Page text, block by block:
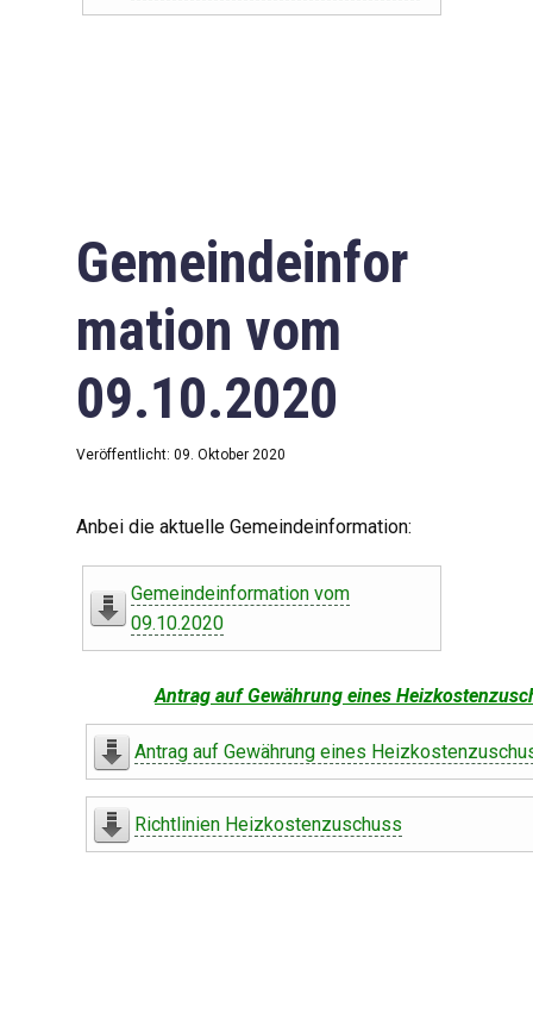
Gemeindeinfor
mation vom
09.10.2020
Veröffentlicht: 09. Oktober 2020
Anbei die aktuelle Gemeindeinformation:
Gemeindeinformation vom
09.10.2020
Antrag auf Gewährung eines
Antrag auf Gewährung eines
Richtlinien Heizkostenzuschuss